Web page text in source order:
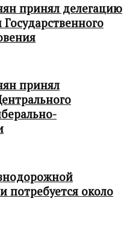
принял делегацию
принял
потребуется около